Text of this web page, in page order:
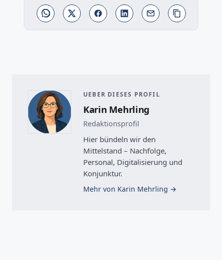
UEBER DIESES PROFIL
Karin Mehrling
Redaktionsprofil
Hier bündeln wir den
Mittelstand – Nachfolge,
Personal, Digitalisierung und
Konjunktur.
Mehr von Karin Mehrling